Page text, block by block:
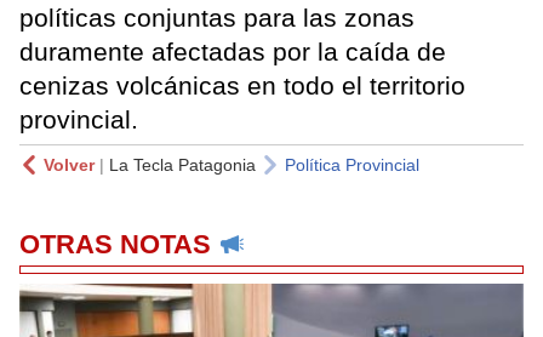
políticas conjuntas para las zonas
duramente afectadas por la caída de
cenizas volcánicas en todo el territorio
provincial.
Volver| La Tecla Patagonia Política Provincial
OTRAS NOTAS